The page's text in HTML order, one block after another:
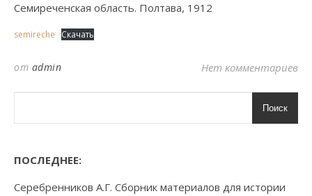
Семиреченская область. Полтава, 1912
semireche Скачать
от admin Нет комментариев
Поиск
ПОСЛЕДНЕЕ:
Серебренников А.Г. Сборник материалов для истории